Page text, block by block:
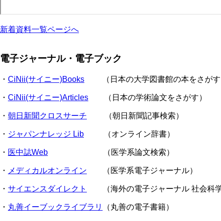
新着資料一覧ページへ
電子ジャーナル・電子ブック
・ CiNii(サイニー)Books （日本の大学図書館の本をさがす
・ CiNii(サイニー)Articles （日本の学術論文をさがす）
・ 朝日新聞クロスサーチ （朝日新聞記事検索）
・ ジャパンナレッジ Lib （オンライン辞書）
・ 医中誌Web （医学系論文検索）
・ メディカルオンライン （医学系電子ジャーナル）
・ サイエンスダイレクト （海外の電子ジャーナル 社会科学
・ 丸善イーブックライブラリ （丸善の電子書籍）